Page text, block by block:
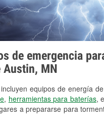
de emergencia
MN
equipos de energía
, herramientas para baterías,
a prepararse para